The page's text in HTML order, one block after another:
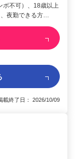
ボ不可）、18歳以上
夜勤できる方…
終了日： 2026/10/09